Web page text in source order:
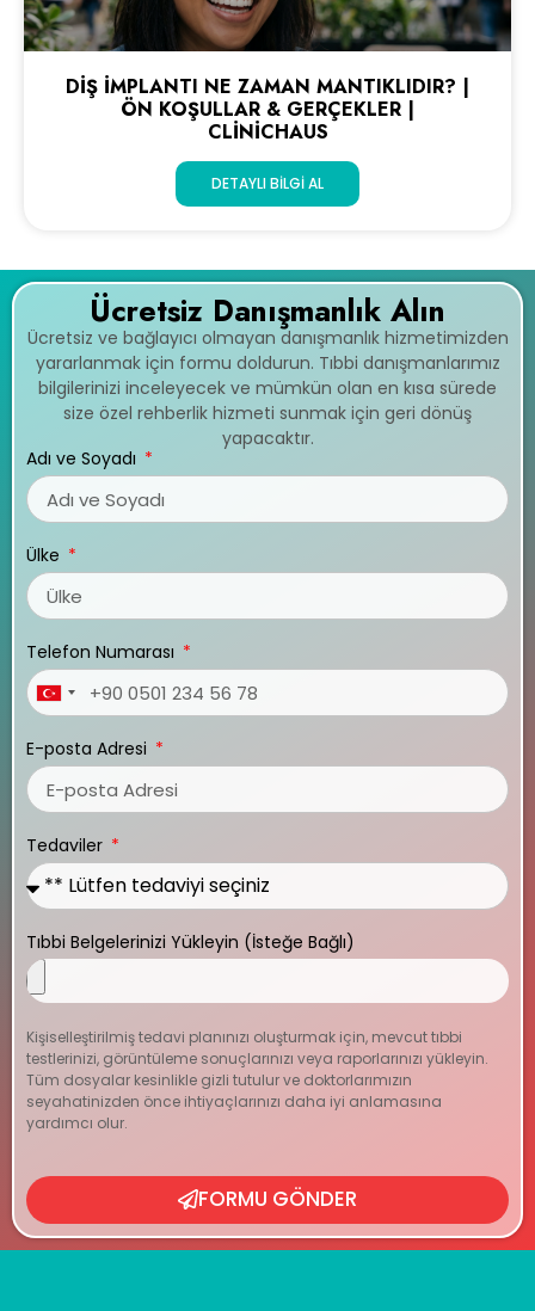
DIŞ İMPLANTI NE ZAMAN MANTIKLIDIR? |
ÖN KOŞULLAR & GERÇEKLER |
CLINICHAUS
DETAYLI BILGI AL
Ücretsiz Danışmanlık Alın
Ücretsiz ve bağlayıcı olmayan danışmanlık hizmetimizden
yararlanmak için formu doldurun. Tıbbi danışmanlarımız
bilgilerinizi inceleyecek ve mümkün olan en kısa sürede
size özel rehberlik hizmeti sunmak için geri dönüş
yapacaktır.
Adı ve Soyadı
Ülke
Telefon Numarası
Turkey
E-posta Adresi
Tedaviler
Tıbbi Belgelerinizi Yükleyin (İsteğe Bağlı)
Kişiselleştirilmiş tedavi planınızı oluşturmak için, mevcut tıbbi
testlerinizi, görüntüleme sonuçlarınızı veya raporlarınızı yükleyin.
Tüm dosyalar kesinlikle gizli tutulur ve doktorlarımızın
seyahatinizden önce ihtiyaçlarınızı daha iyi anlamasına
yardımcı olur.
FORMU GÖNDER